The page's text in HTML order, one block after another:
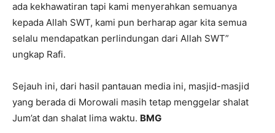
ada kekhawatiran tapi kami menyerahkan semuanya
kepada Allah SWT, kami pun berharap agar kita semua
selalu mendapatkan perlindungan dari Allah SWT”
ungkap Rafi.
Sejauh ini, dari hasil pantauan media ini, masjid-masjid
yang berada di Morowali masih tetap menggelar shalat
Jum’at dan shalat lima waktu. BMG